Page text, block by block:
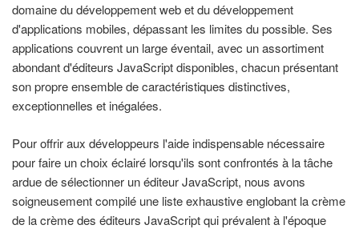
domaine du développement web et du développement
d'applications mobiles, dépassant les limites du possible. Ses
applications couvrent un large éventail, avec un assortiment
abondant d'éditeurs JavaScript disponibles, chacun présentant
son propre ensemble de caractéristiques distinctives,
exceptionnelles et inégalées.
Pour offrir aux développeurs l'aide indispensable nécessaire
pour faire un choix éclairé lorsqu'ils sont confrontés à la tâche
ardue de sélectionner un éditeur JavaScript, nous avons
soigneusement compilé une liste exhaustive englobant la crème
de la crème des éditeurs JavaScript qui prévalent à l'époque